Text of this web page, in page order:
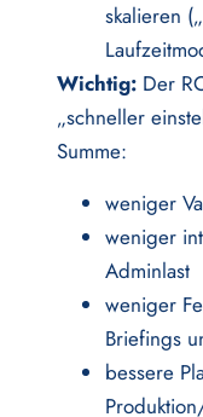
skalieren
Wichtig:Der
„schneller
Summe:
weniger
weniger
Adminlast
weniger
Briefings
bessere